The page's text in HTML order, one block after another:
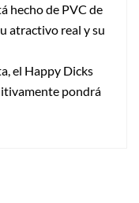
hecho de PVC de
atractivo real y su
el Happy Dicks
pondrá